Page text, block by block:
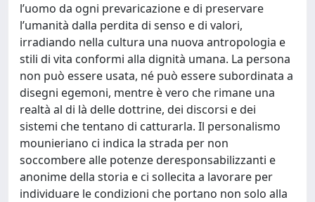
l’uomo da ogni prevaricazione e di preservare
l’umanità dalla perdita di senso e di valori,
irradiando nella cultura una nuova antropologia e
stili di vita conformi alla dignità umana. La persona
non può essere usata, né può essere subordinata a
disegni egemoni, mentre è vero che rimane una
realtà al di là delle dottrine, dei discorsi e dei
sistemi che tentano di catturarla. Il personalismo
mounieriano ci indica la strada per non
soccombere alle potenze deresponsabilizzanti e
anonime della storia e ci sollecita a lavorare per
individuare le condizioni che portano non solo alla